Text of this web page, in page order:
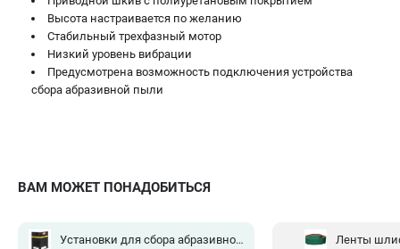
ВАМ МОЖЕТ ПОНАДОБИТЬСЯ
Установки для сбора абразивной пыли Ленты
Высота настраивается по желанию
Стабильный трехфазный мотор
Низкий уровень вибрации
Предусмотрена возможность подключения устройства
сбора абразивной пыли